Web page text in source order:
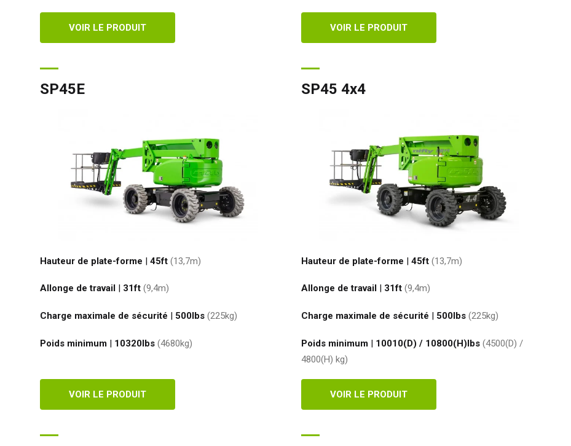
VOIR LE PRODUIT VOIR LE PRODUIT
SP45E
Hauteur de plate-forme | 45ft (13,7m)
Allonge de travail 31ft (9,4m)
Charge maximale de sécurité | 500lbs (225kg)
Poids minimum| 10320lbs (4680kg)
VOIR LE PRODUIT
SP45 4x4
Hauteur de plate-forme | 45ft (13,7m)
Allonge de travail 31ft (9,4m)
Charge maximale de sécurité | 500lbs (225kg)
Poids minimum| 10010(D) / 10800(H)lbs (4500(D) /
4800(H) kg)
VOIR LE PRODUIT